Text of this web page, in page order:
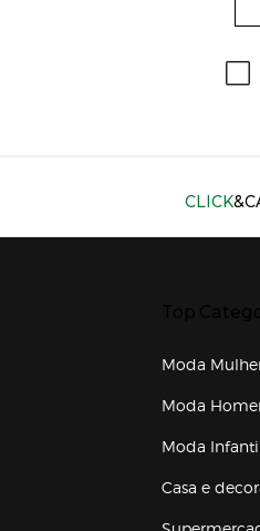
CLICK
Moda
Moda
Moda
Casa e